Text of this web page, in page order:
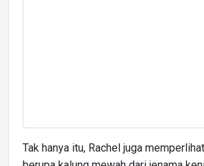
Tak hanya itu, Rachel juga